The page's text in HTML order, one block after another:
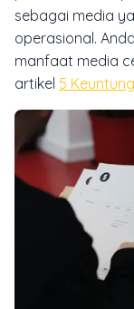
sebagai media
operasional.
manfaat media
artikel 5